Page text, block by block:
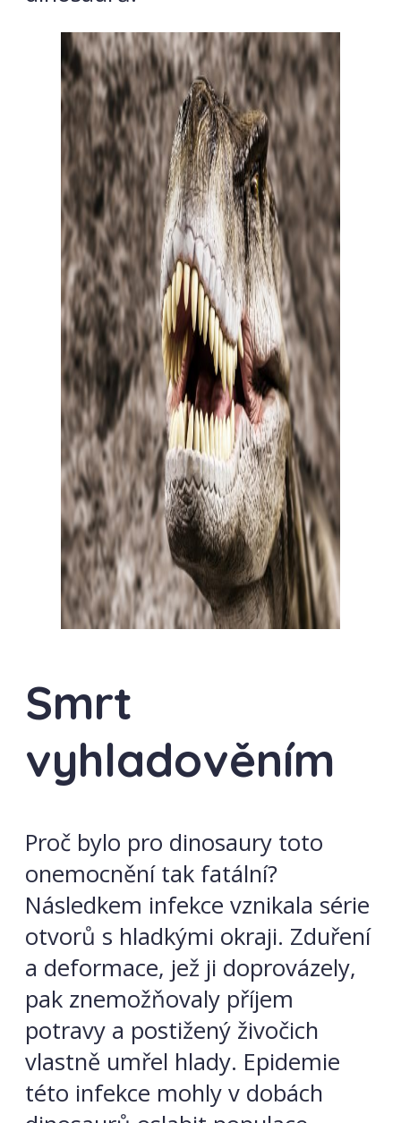
Smrt
vyhladověním
Proč bylo pro dinosaury toto
onemocnění tak fatální?
Následkem infekce vznikala série
otvorů s hladkými okraji. Zduření
a deformace, jež ji doprovázely,
pak znemožňovaly příjem
potravy a postižený živočich
vlastně umřel hlady. Epidemie
této infekce mohly v dobách